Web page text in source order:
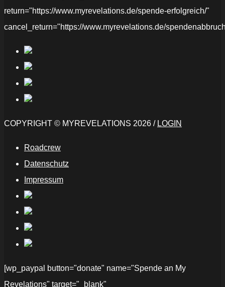
return="https://www.myrevelations.de/spende-erfolgreich/"
cancel_return="https://www.myrevelations.de/
COPYRIGHT © MYREVELATIONS 2026 / LOGIN
Roadcrew
Datenschutz
Impressum
[wp_paypal button="donate" name="Spende an My
Revelations" target="_blank"